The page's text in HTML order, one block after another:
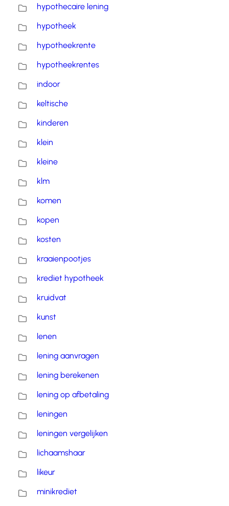
hypothecaire lening
hypotheek
hypotheekrente
hypotheekrentes
indoor
keltische
kinderen
klein
kleine
klm
komen
kopen
kosten
kraaienpootjes
krediet hypotheek
kruidvat
kunst
lenen
lening aanvragen
lening berekenen
lening op afbetaling
leningen
leningen vergelijken
lichaamshaar
likeur
minikrediet